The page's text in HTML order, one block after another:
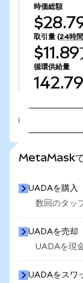
時価総額
取引量 (24時
$11.89
循環供給量
142.79
MetaMaskで
UADAを購入
数回のタッ
UADAを売却
UADAを現
UADAをスワ